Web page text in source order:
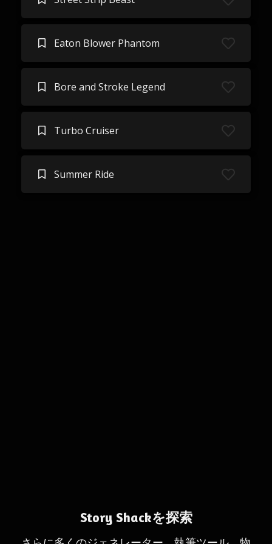
Eaton Blower Phantom
Bore and Stroke Legend
Turbo Cruiser
Summer Ride
Story Shackを探索